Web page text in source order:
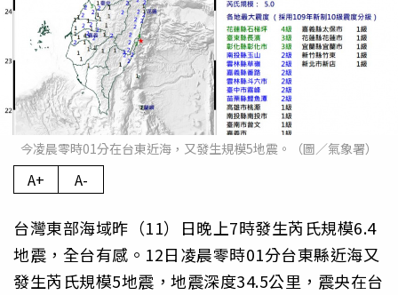
今凌晨零時01分在台東近海，又發生規模5地震。（圖／氣象署）
A+ A-
台灣東部海域昨（11）日晚上7時發生芮氏規模6.4
地震，全台有感。12日凌晨零時01分台東縣近海又
發生芮氏規模5地震，地震深度34.5公里，震央在台